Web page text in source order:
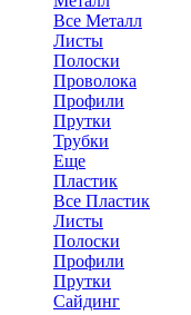
Все Металл
Листы
Полоски
Проволока
Профили
Прутки
Трубки
Еще
Пластик
Все Пластик
Листы
Полоски
Профили
Прутки
Сайдинг